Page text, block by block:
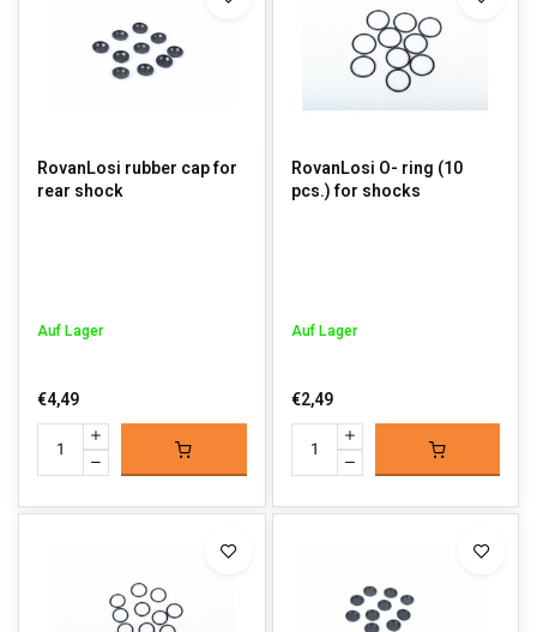
RovanLosi rubber cap for
rear shock
Auf Lager
€4,49
RovanLosi O- ring (10
pcs.) for shocks
Auf Lager
€2,49